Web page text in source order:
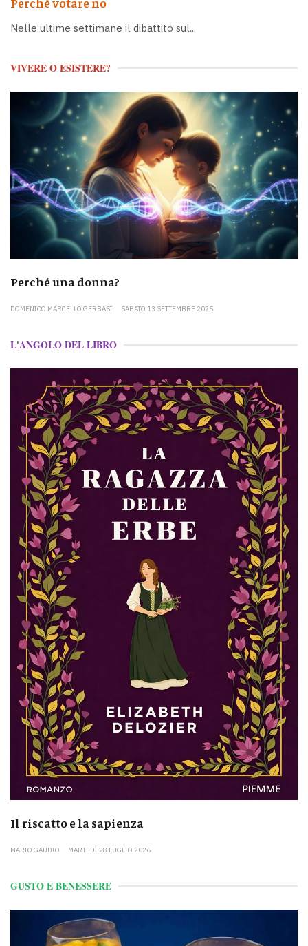
Nelle ultime settimane il dibattito sul...
VIVERE O ESISTERE?
Perché una donna?
DOMENICO MARCELLO GERBASI SABATO 13 SETTEMBRE 2025
L'ANGOLO DEL LIBRO
Il riscatto e la sapienza
MARIO GAUDIO MARTEDÌ 28 LUGLIO 2026
GUSTO E BENESSERE